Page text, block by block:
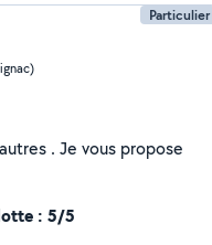
Particulier
. Je vous propose
: 5/5